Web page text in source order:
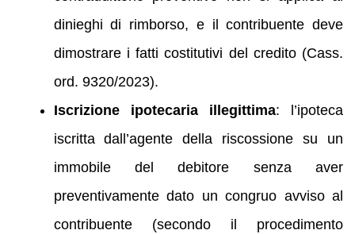
dinieghi di rimborso, e il contribuente deve
dimostrare i fatti costitutivi del credito (Cass.
ord. 9320/2023).
Iscrizione ipotecaria illegittima: l’ipoteca
iscritta dall’agente della riscossione su un
immobile del debitore senza aver
preventivamente dato un congruo avviso al
contribuente (secondo il procedimento